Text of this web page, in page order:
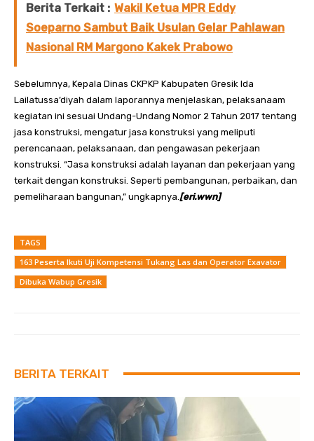
Berita Terkait : Wakil Ketua MPR Eddy
Soeparno Sambut Baik Usulan Gelar Pahlawan
Nasional RM Margono Kakek Prabowo
Sebelumnya, Kepala Dinas CKPKP Kabupaten Gresik Ida
Lailatussa’diyah dalam laporannya menjelaskan, pelaksanaam
kegiatan ini sesuai Undang-Undang Nomor 2 Tahun 2017 tentang
jasa konstruksi, mengatur jasa konstruksi yang meliputi
perencanaan, pelaksanaan, dan pengawasan pekerjaan
konstruksi. “Jasa konstruksi adalah layanan dan pekerjaan yang
terkait dengan konstruksi. Seperti pembangunan, perbaikan, dan
pemeliharaan bangunan,” ungkapnya. [eri.wwn]
TAGS
163 Peserta Ikuti Uji Kompetensi Tukang Las dan Operator Exavator
Dibuka Wabup Gresik
BERITA TERKAIT